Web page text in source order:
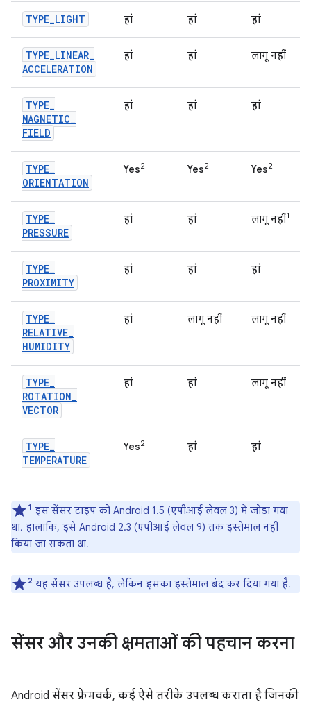
TYPE_LIGHT हां हां हां
TYPE_LINEAR_
ACCELERATION
हां हां लागू नहीं
TYPE_
MAGNETIC_
FIELD
हां हां हां
TYPE_
ORIENTATION
Yes2 Yes2 Yes2
TYPE_
PRESSURE
हां हां लागू नहीं1
TYPE_
PROXIMITY
हां हां हां
TYPE_
RELATIVE_
HUMIDITY
हां लागू नहीं लागू नहीं
TYPE_
ROTATION_
VECTOR
हां हां लागू नहीं
TYPE_
TEMPERATURE
Yes2 हां हां
1 इस सेंसर टाइप को Android 1.5 (एपीआई लेवल 3) में जोड़ा गया
था. हालांकि, इसे Android 2.3 (एपीआई लेवल 9) तक इस्तेमाल नहीं
किया जा सकता था.
2 यह सेंसर उपलब्ध है, लेकिन इसका इस्तेमाल बंद कर दिया गया है.
सेंसर और उनकी क्षमताओं की पहचान करना
Android सेंसर फ़्रेमवर्क, कई ऐसे तरीके उपलब्ध कराता है जिनकी